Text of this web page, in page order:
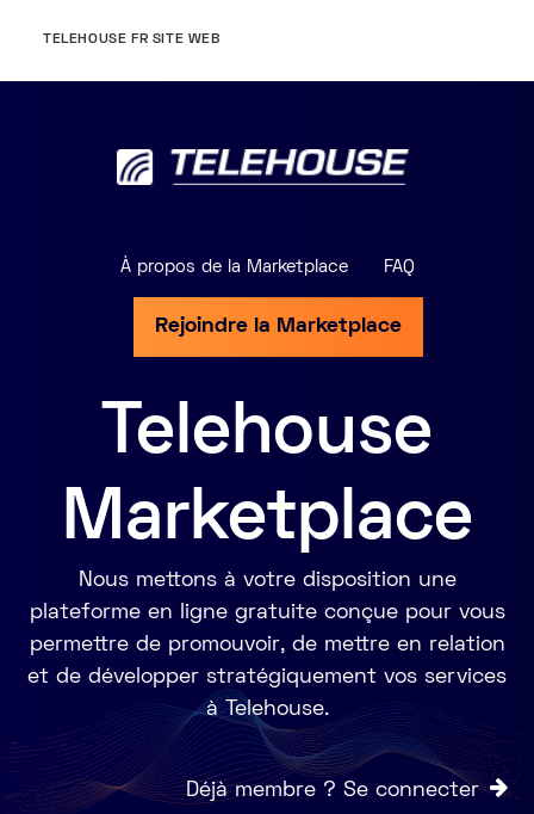
TELEHOUSE FR SITE WEB
À propos de la Marketplace FAQ
Rejoindre la Marketplace
Telehouse
Marketplace
Nous mettons à votre disposition une
plateforme en ligne gratuite conçue pour vous
permettre de promouvoir, de mettre en relation
et de développer stratégiquement vos services
à Telehouse.
Déjà membre ? Se connecter